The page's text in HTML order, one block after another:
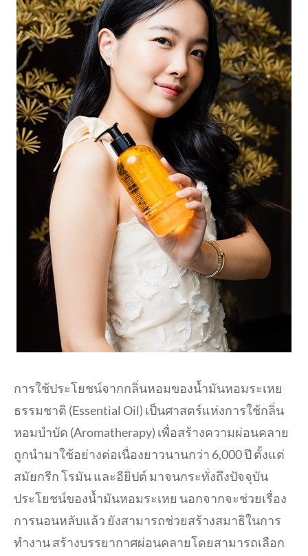
การใช้ประโยชน์จากกลิ่นหอมของน้ำมันหอมระเหย
ธรรมชาติ (Essential Oil) เป็นศาสตร์แห่งการใช้กลิ่น
หอมบำบัด (Aromatherapy) เพื่อสร้างความผ่อนคลาย
ถูกนำมาใช้อย่างต่อเนื่องยาวนานกว่า 6,000 ปี ตั้งแต่
สมัยกรีก โรมัน และอียิปต์ มาจนกระทั่งถึงปัจจุบัน
ประโยชน์ของน้ำมันหอมระเหย นอกจากจะช่วยเรื่อง
การนอนหลับแล้ว ยังสามารถช่วยสร้างสมาธิในการ
ทำงาน สร้างบรรยากาศผ่อนคลายโดยสามารถเลือก